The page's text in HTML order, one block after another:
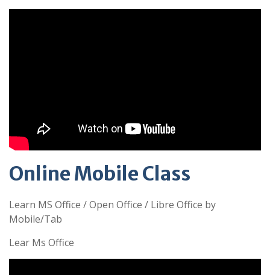
Online Mobile Class
Learn MS Office / Open Office / Libre Office by
Mobile/Tab
Lear Ms Office